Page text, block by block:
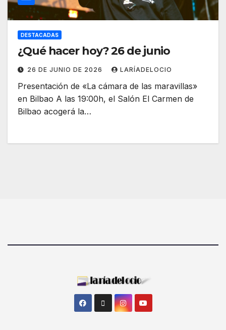
DESTACADAS
¿Qué hacer hoy? 26 de junio
26 DE JUNIO DE 2026 LARÍADELOCIO
Presentación de «La cámara de las maravillas»
en Bilbao A las 19:00h, el Salón El Carmen de
Bilbao acogerá la…